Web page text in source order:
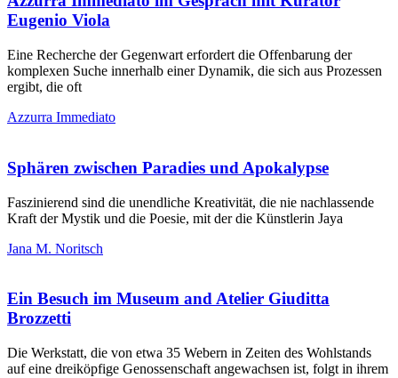
Eugenio Viola
Eine Recherche der Gegenwart erfordert die Offenbarung der
komplexen Suche innerhalb einer Dynamik, die sich aus Prozessen
ergibt, die oft
Azzurra Immediato
Sphären zwischen Paradies und Apokalypse
Faszinierend sind die unendliche Kreativität, die nie nachlassende
Kraft der Mystik und die Poesie, mit der die Künstlerin Jaya
Jana M. Noritsch
Ein Besuch im Museum and Atelier Giuditta
Brozzetti
Die Werkstatt, die von etwa 35 Webern in Zeiten des Wohlstands
auf eine dreiköpfige Genossenschaft angewachsen ist, folgt in ihrem